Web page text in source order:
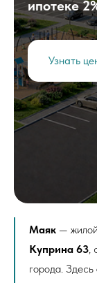
ипотеке
Узнать
Маяк —
Куприна 63,
города.